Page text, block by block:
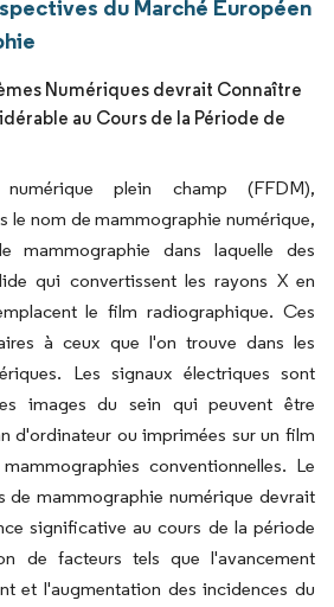
du Marché Européen
Numériques devrait Connaître
au Cours de la Période de
plein champ (FFDM),
le nom de mammographie numérique,
mammographie dans laquelle des
qui convertissent les rayons X en
le film radiographique. Ces
à ceux que l'on trouve dans les
Les signaux électriques sont
images du sein qui peuvent être
d'ordinateur ou imprimées sur un film
conventionnelles. Le
de mammographie numérique devrait
significative au cours de la période
de facteurs tels que l'avancement
et l'augmentation des incidences du